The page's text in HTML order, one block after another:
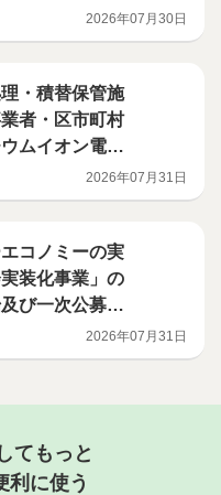
を補助対象に追
ロン漏えい防
2026年07月30日
・積替保管施
者・区市町村
ムイオン電池
が支援します
災検知機等の
2026年07月31日
エコノミーの実
装化事業」の
び一次公募の
2026年07月31日
てもっと
利に使う